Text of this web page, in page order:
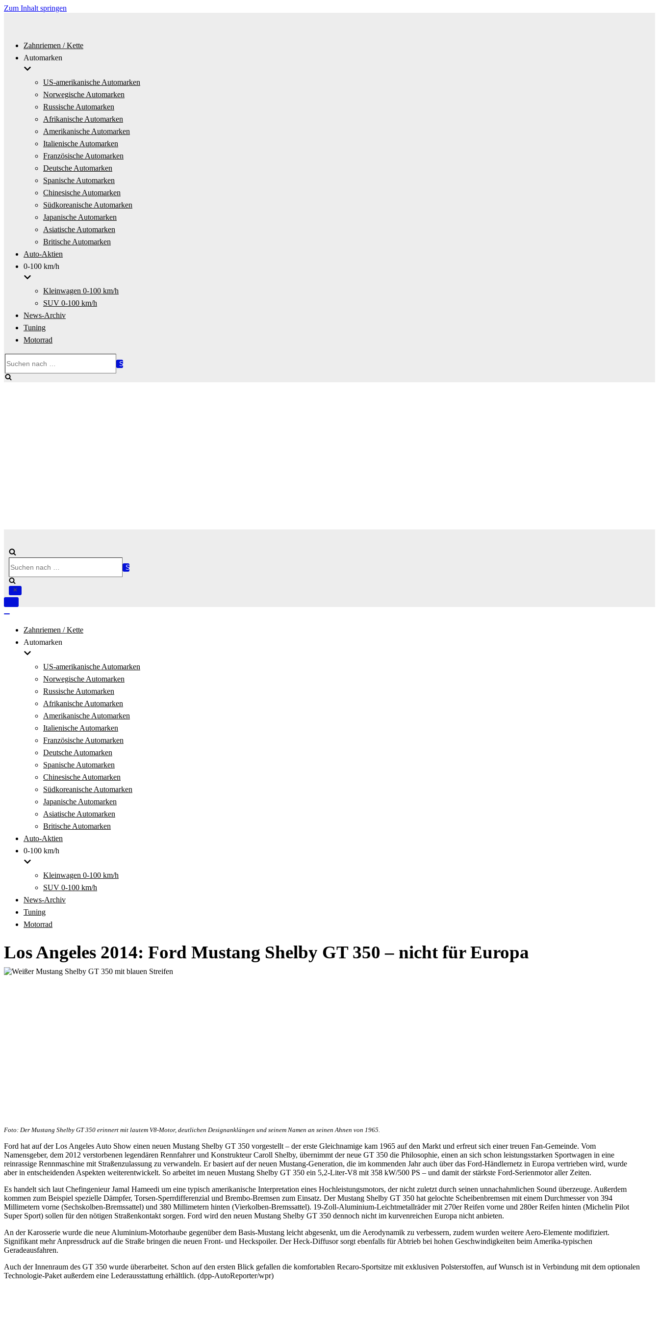
Zum Inhalt springen
Zahnriemen / Kette
Automarken
US-amerikanische Automarken
Norwegische Automarken
Russische Automarken
Afrikanische Automarken
Amerikanische Automarken
Italienische Automarken
Französische Automarken
Deutsche Automarken
Spanische Automarken
Chinesische Automarken
Südkoreanische Automarken
Japanische Automarken
Asiatische Automarken
Britische Automarken
Auto-Aktien
0-100 km/h
Kleinwagen 0-100 km/h
SUV 0-100 km/h
News-Archiv
Tuning
Motorrad
nach …
nach …
Navigation
Zahnriemen / Kette
Automarken
US-amerikanische Automarken
Norwegische Automarken
Russische Automarken
Afrikanische Automarken
Amerikanische Automarken
Italienische Automarken
Französische Automarken
Deutsche Automarken
Spanische Automarken
Chinesische Automarken
Südkoreanische Automarken
Japanische Automarken
Asiatische Automarken
Britische Automarken
Auto-Aktien
0-100 km/h
Kleinwagen 0-100 km/h
SUV 0-100 km/h
News-Archiv
Tuning
Motorrad
Los Angeles 2014: Ford Mustang Shelby GT 350 – nicht für Europa
Foto: Der Mustang Shelby GT 350 erinnert mit lautem V8-Motor, deutlichen Designanklängen und seinem Namen an seinen Ahnen von 1965.
Ford hat auf der Los Angeles Auto Show einen neuen Mustang Shelby GT 350 vorgestellt – der erste Gleichnamige kam 1965 auf den Markt und erfreut sich einer treuen Fan-Gemeinde. Vom
Namensgeber, dem 2012 verstorbenen legendären Rennfahrer und Konstrukteur Caroll Shelby, übernimmt der neue GT 350 die Philosophie, einen an sich schon leistungsstarken Sportwagen in eine
reinrassige Rennmaschine mit Straßenzulassung zu verwandeln. Er basiert auf der neuen Mustang-Generation, die im kommenden Jahr auch über das Ford-Händlernetz in Europa vertrieben wird, wurde
aber in entscheidenden Aspekten weiterentwickelt. So arbeitet im neuen Mustang Shelby GT 350 ein 5,2-Liter-V8 mit 358 kW/500 PS – und damit der stärkste Ford-Serienmotor aller Zeiten.
Es handelt sich laut Chefingenieur Jamal Hameedi um eine typisch amerikanische Interpretation eines Hochleistungsmotors, der nicht zuletzt durch seinen unnachahmlichen Sound überzeuge. Außerdem
kommen zum Beispiel spezielle Dämpfer, Torsen-Sperrdifferenzial und Brembo-Bremsen zum Einsatz. Der Mustang Shelby GT 350 hat gelochte Scheibenbremsen mit einem Durchmesser von 394
Millimetern vorne (Sechskolben-Bremssattel) und 380 Millimetern hinten (Vierkolben-Bremssattel). 19-Zoll-Aluminium-Leichtmetallräder mit 270er Reifen vorne und 280er Reifen hinten (Michelin Pilot
Super Sport) sollen für den nötigen Straßenkontakt sorgen. Ford wird den neuen Mustang Shelby GT 350 dennoch nicht im kurvenreichen Europa nicht anbieten.
An der Karosserie wurde die neue Aluminium-Motorhaube gegenüber dem Basis-Mustang leicht abgesenkt, um die Aerodynamik zu verbessern, zudem wurden weitere Aero-Elemente modifiziert.
Signifikant mehr Anpressdruck auf die Straße bringen die neuen Front- und Heckspoiler. Der Heck-Diffusor sorgt ebenfalls für Abtrieb bei hohen Geschwindigkeiten beim Amerika-typischen
Geradeausfahren.
Auch der Innenraum des GT 350 wurde überarbeitet. Schon auf den ersten Blick gefallen die komfortablen Recaro-Sportsitze mit exklusiven Polsterstoffen, auf Wunsch ist in Verbindung mit dem optionalen
Technologie-Paket außerdem eine Lederausstattung erhältlich. (dpp-AutoReporter/wpr)